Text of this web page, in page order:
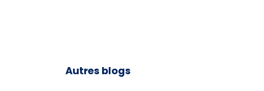
Autres blogs